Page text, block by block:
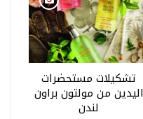
تشكيلات مستحضرات
اليدين من مولتون براون
لندن